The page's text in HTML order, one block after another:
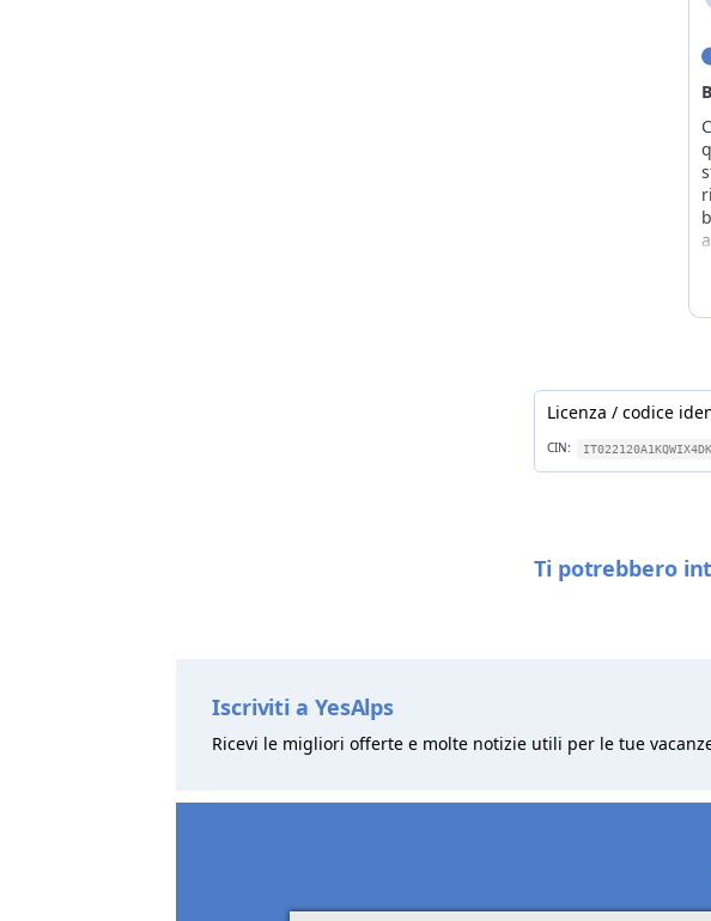
Licenza / codice
CIN: IT022120A1KQWIX4DK
Ti potrebbero
Iscriviti a YesAlps
Ricevi le migliori offerte e molte notizie utili per le tue